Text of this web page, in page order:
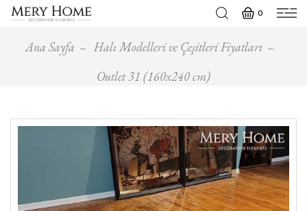
0
Ana Sayfa
Halı Modelleri ve Çeşitleri Fiyatları
Outlet 31 (160x240 cm)